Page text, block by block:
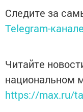
Следите за
Telegram-канале
Читайте
национальном
https://max.ru/